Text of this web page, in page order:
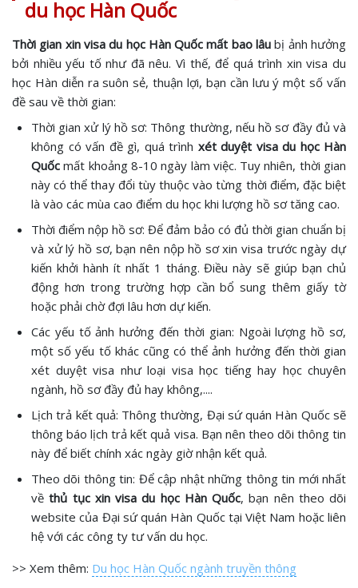
du học Hàn Quốc
Thời gian xin visa du học Hàn Quốc mất bao lâu bị ảnh hưởng
bởi nhiều yếu tố như đã nêu. Vì thế, để quá trình xin visa du
học Hàn diễn ra suôn sẻ, thuận lợi, bạn cần lưu ý một số vấn
đề sau về thời gian:
Thời gian xử lý hồ sơ: Thông thường, nếu hồ sơ đầy đủ và
không có vấn đề gì, quá trình xét duyệt visa du học Hàn
Quốc mất khoảng 8-10 ngày làm việc. Tuy nhiên, thời gian
này có thể thay đổi tùy thuộc vào từng thời điểm, đặc biệt
là vào các mùa cao điểm du học khi lượng hồ sơ tăng cao.
Thời điểm nộp hồ sơ: Để đảm bảo có đủ thời gian chuẩn bị
và xử lý hồ sơ, bạn nên nộp hồ sơ xin visa trước ngày dự
kiến khởi hành ít nhất 1 tháng. Điều này sẽ giúp bạn chủ
động hơn trong trường hợp cần bổ sung thêm giấy tờ
hoặc phải chờ đợi lâu hơn dự kiến.
Các yếu tố ảnh hưởng đến thời gian: Ngoài lượng hồ sơ,
một số yếu tố khác cũng có thể ảnh hưởng đến thời gian
xét duyệt visa như loại visa học tiếng hay học chuyên
ngành, hồ sơ đầy đủ hay không,....
Lịch trả kết quả: Thông thường, Đại sứ quán Hàn Quốc sẽ
thông báo lịch trả kết quả visa. Bạn nên theo dõi thông tin
này để biết chính xác ngày giờ nhận kết quả.
Theo dõi thông tin: Để cập nhật những thông tin mới nhất
về thủ tục xin visa du học Hàn Quốc, bạn nên theo dõi
website của Đại sứ quán Hàn Quốc tại Việt Nam hoặc liên
hệ với các công ty tư vấn du học.
>> Xem thêm: Du học Hàn Quốc ngành truyền thông